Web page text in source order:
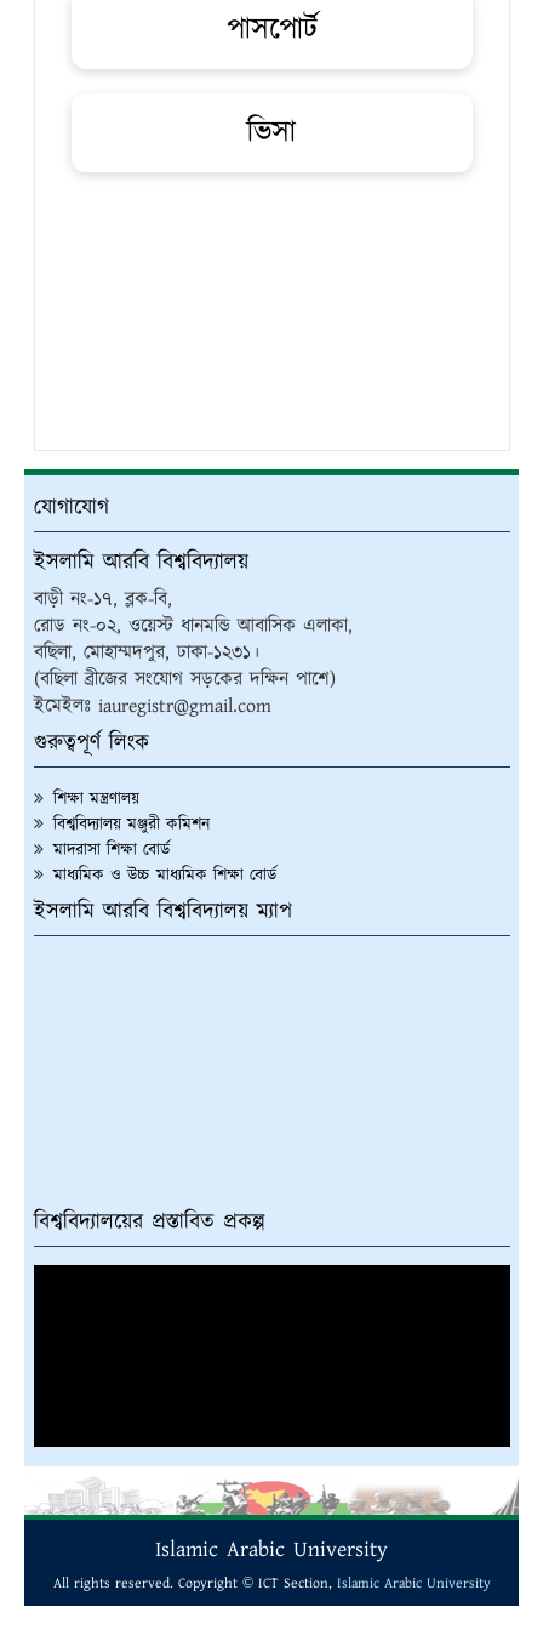
পাসপোর্ট
ভিসা
যোগাযোগ
ইসলামি আরবি বিশ্ববিদ্যালয়
বাড়ী নং-১৭, ব্লক-বি,
রোড নং-০২, ওয়েস্ট ধানমন্ডি আবাসিক এলাকা,
বছিলা, মোহাম্মদপুর, ঢাকা-১২৩১।
(বছিলা ব্রীজের সংযোগ সড়কের দক্ষিন পাশে)
ইমেইলঃ iauregistr@gmail.com
গুরুত্বপূর্ণ লিংক
শিক্ষা মন্ত্রণালয়
বিশ্ববিদ্যালয় মঞ্জুরী কমিশন
মাদরাসা শিক্ষা বোর্ড
মাধ্যমিক ও উচ্চ মাধ্যমিক শিক্ষা বোর্ড
ইসলামি আরবি বিশ্ববিদ্যালয় ম্যাপ
বিশ্ববিদ্যালয়ের প্রস্তাবিত প্রকল্প
Islamic Arabic University
All rights reserved. Copyright © ICT Section, Islamic Arabic University